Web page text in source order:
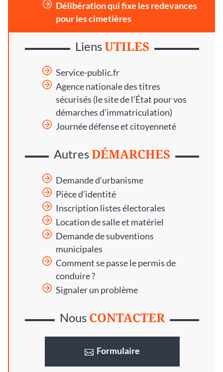
Délibération qui fixe les redevances
pour les cimetières
LiensUTILES
Service-public.fr
Agence nationale des titres
sécurisés (le site de l’État pour vos
démarches d’immatriculation)
Journée défense et citoyenneté
AutresDÉMARCHES
Demande d’urbanisme
Pièce d’identité
Inscription listes électorales
Location de salle et matériel
Demande de subventions
municipales
Comment se passe le permis de
conduire ?
Signaler un problème
Nous CONTACTER
Formulaire